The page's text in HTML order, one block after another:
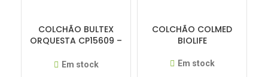
COLCHÃO BULTEX
ORQUESTA CP15609 –
50% DESCONTO
Em stock
COLCHÃO COLMED
BIOLIFE
Em stock